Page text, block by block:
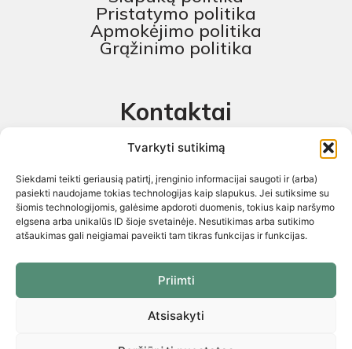
Tvarkyti sutikimą
Siekdami teikti geriausią patirtį, įrenginio informacijai saugoti ir (arba)
pasiekti naudojame tokias technologijas kaip slapukus. Jei sutiksime su
šiomis technologijomis, galėsime apdoroti duomenis, tokius kaip naršymo
elgsena arba unikalūs ID šioje svetainėje. Nesutikimas arba sutikimo
atšaukimas gali neigiamai paveikti tam tikras funkcijas ir funkcijas.
Priimti
Atsisakyti
Pristatymo politika
Apmokėjimo politika
Grąžinimo politika
Kontaktai
pagalba@baldustilius.lt
I-V : 10:00 iki 16:00
Visos teisės saugomos 2026 © „Skaitmeninis projektas“ ©